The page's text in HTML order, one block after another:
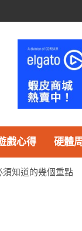
戲心得 硬體
知道的幾個重點